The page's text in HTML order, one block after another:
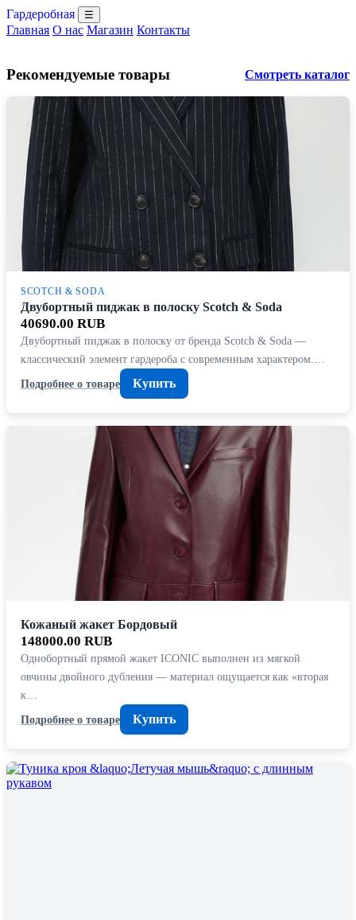
Гардеробная ☰
Главная О нас Магазин Контакты
Рекомендуемые товары Смотреть каталог
SCOTCH & SODA
Двубортный пиджак в полоску Scotch & Soda
40690.00 RUB
Двубортный пиджак в полоску от бренда Scotch & Soda —
классический элемент гардероба с современным характером.…
Подробнее о товаре
Купить
Кожаный жакет Бордовый
148000.00 RUB
Однобортный прямой жакет ICONIC выполнен из мягкой
овчины двойного дубления — материал ощущается как «вторая
к…
Подробнее о товаре
Купить